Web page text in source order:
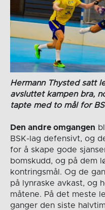
Hermann Thysted satt
avsluttet kampen bra,
tapte med to mål for
Den andre omgangen
BSK-lag defensivt, og
for å skape gode
bomskudd, og på dem
kontringsmål. Og de
på lynraske avkast, og
måtene. På det meste
ganger den siste